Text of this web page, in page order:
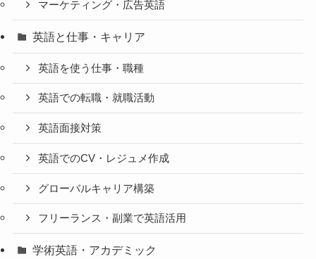
マーケティング・広告英語
英語と仕事・キャリア
英語を使う仕事・職種
英語での転職・就職活動
英語面接対策
英語でのCV・レジュメ作成
グローバルキャリア構築
フリーランス・副業で英語活用
学術英語・アカデミック